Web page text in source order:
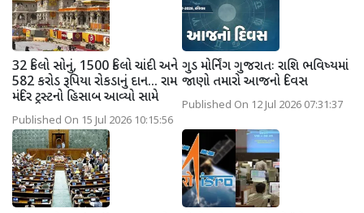
32 કિલો સોનું, 1500 કિલો ચાંદી અને
582 કરોડ રૂપિયા રોકડાનું દાન... રામ
મંદિર ટ્રસ્ટનો હિસાબ આવ્યો સામે
Published On 15 Jul 2026 10:15:56
ગુડ મોર્નિંગ ગુજરાતઃ રાશિ ભવિષ્યમાં
જાણો તમારો આજનો દિવસ
Published On 12 Jul 2026 07:31:37